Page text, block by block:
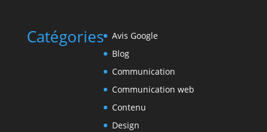
Catégories
Avis Google
Blog
Communication
Communication web
Contenu
Design